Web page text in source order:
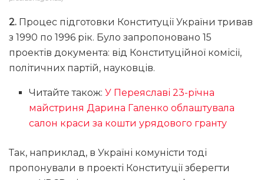
2. Процес підготовки Конституції України тривав
з 1990 по 1996 рік. Було запропоновано 15
проектів документа: від Конституційної комісії,
політичних партій, науковців.
Читайте також:У Переяславі 23-річна
майстриня Дарина Галенко облаштувала
салон краси за кошти урядового гранту
Так, наприклад, в Україні комуністи тоді
пропонували в проекті Конституції зберегти